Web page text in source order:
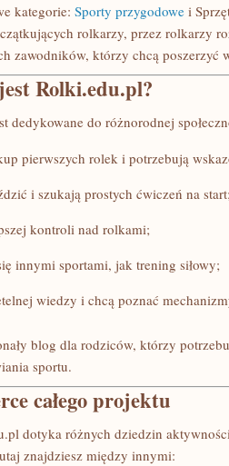
kategorie: Sporty przygodowe i
rolkarzy, przez rolkarzy
zawodników, którzy chcą poszerzyć
Rolki.edu.pl?
dedykowane do różnorodnej
pierwszych rolek i potrzebują
i szukają prostych ćwiczeń na
kontroli nad rolkami;
innymi sportami, jak trening siłowy;
wiedzy i chcą poznać
blog dla rodziców, którzy
sportu.
całego projektu
dotyka różnych dziedzin
znajdziesz między innymi: